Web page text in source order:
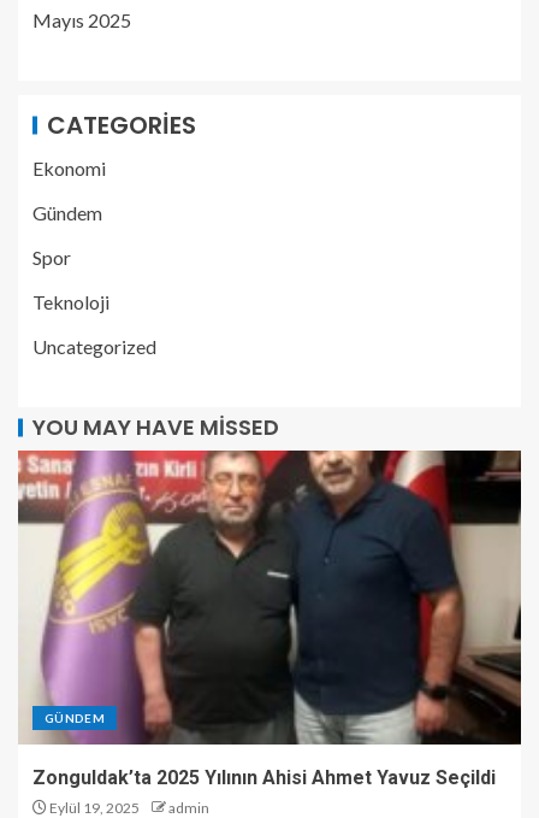
Mayıs 2025
CATEGORIES
Ekonomi
Gündem
Spor
Teknoloji
Uncategorized
YOU MAY HAVE MISSED
GÜNDEM
Zonguldak’ta 2025 Yılının Ahisi Ahmet Yavuz Seçildi
Eylül 19, 2025 admin